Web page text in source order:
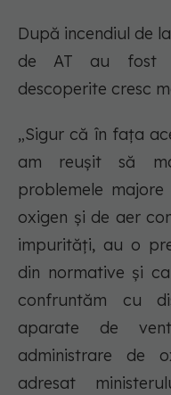
După incendiul de
de AT au fost
descoperite cresc
„Sigur că în fața
am reușit să
problemele
oxigen și de aer
impurități, au o
din normative și
confruntăm cu
aparate de
administrare de
adresat